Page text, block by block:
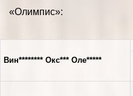
«Олимпис»:
Вин******** Окс*** Оле*****